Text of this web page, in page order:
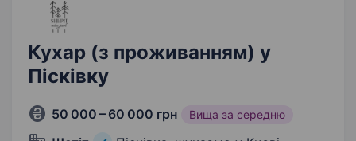
Кухар (з проживанням) у
Пісківку
50 000 – 60 000 грн Вища за середню